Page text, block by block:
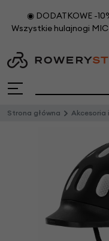
◉ DODATKOWE -
Wszystkie hulajnogi
Strona główna Akcesoria